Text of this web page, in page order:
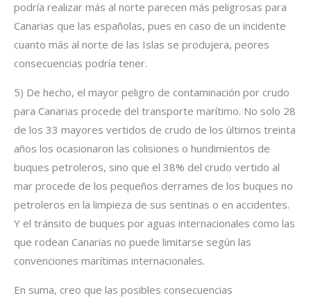
podría realizar más al norte parecen más peligrosas para
Canarias que las españolas, pues en caso de un incidente
cuanto más al norte de las Islas se produjera, peores
consecuencias podría tener.
5) De hecho, el mayor peligro de contaminación por crudo
para Canarias procede del transporte marítimo. No solo 28
de los 33 mayores vertidos de crudo de los últimos treinta
años los ocasionaron las colisiones o hundimientos de
buques petroleros, sino que el 38% del crudo vertido al
mar procede de los pequeños derrames de los buques no
petroleros en la limpieza de sus sentinas o en accidentes.
Y el tránsito de buques por aguas internacionales como las
que rodean Canarias no puede limitarse según las
convenciones marítimas internacionales.
En suma, creo que las posibles consecuencias